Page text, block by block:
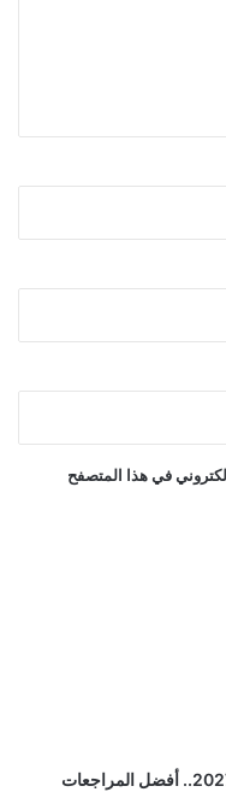
في هذا المتصفح
مذكرات أولى ثانوي 2027.. أفضل المراجعات